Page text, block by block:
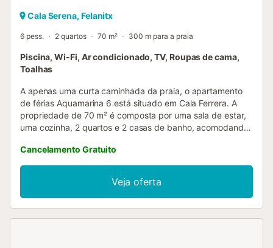
Cala Serena, Felanitx
6 pess. 2 quartos 70 m² 300 m para a praia
Piscina, Wi-Fi, Ar condicionado, TV, Roupas de cama,
Toalhas
A apenas uma curta caminhada da praia, o apartamento
de férias Aquamarina 6 está situado em Cala Ferrera. A
propriedade de 70 m² é composta por uma sala de estar,
uma cozinha, 2 quartos e 2 casas de banho, acomodando
televisão e ar condicionado. Um berço para bebé também
está disponível. Um cofre está disponível por uma taxa
extra. A vossa área exterior privada inclui uma varanda, e
a propriedade oferece ainda acesso a uma área exterior
partilhada com piscina. O estacionamento gratuito está
Cancelamento Gratuito
Veja oferta